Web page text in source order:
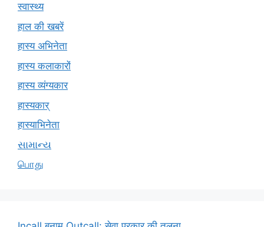
स्वास्थ्य
हाल की खबरें
हास्य अभिनेता
हास्य कलाकारों
हास्य व्यंग्यकार
हास्यकार्
हास्याभिनेता
સામાન્ય
பொது